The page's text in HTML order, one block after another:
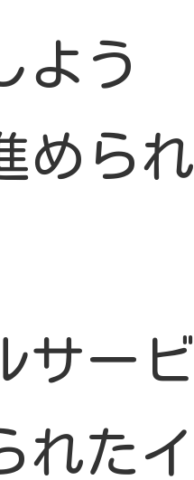
よう
められ
サービ
れたイ